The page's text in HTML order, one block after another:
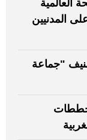
العالمية
المدنيين
"جماعة